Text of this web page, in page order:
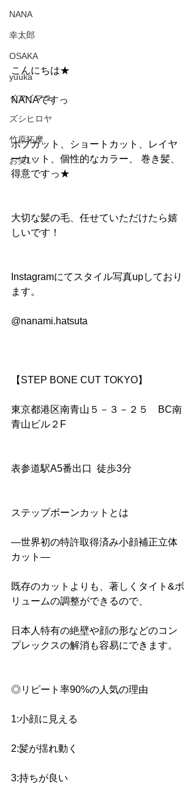
NANA
幸太郎
OSAKA
yuuka
イマイマユ
ズシヒロヤ
竹原拓摩
お笑い
こんにちは★
NANAですっ
ボブカット、ショートカット、レイヤ
ーカット、個性的なカラー、 巻き髪、
得意ですっ★
大切な髪の毛、任せていただけたら嬉
しいです！
Instagramにてスタイル写真upしており
ます。
@nanami.hatsuta
【STEP BONE CUT TOKYO】
東京都港区南青山５－３－２５　BC南
青山ビル２F
表参道駅A5番出口  徒歩3分
ステップボーンカットとは
―世界初の特許取得済み小顔補正立体
カット―
既存のカットよりも、著しくタイト&ボ
リュームの調整ができるので、
日本人特有の絶壁や顔の形などのコン
プレックスの解消も容易にできます。
◎リピート率90%の人気の理由
1:小顔に見える
2:髪が揺れ動く
3:持ちが良い